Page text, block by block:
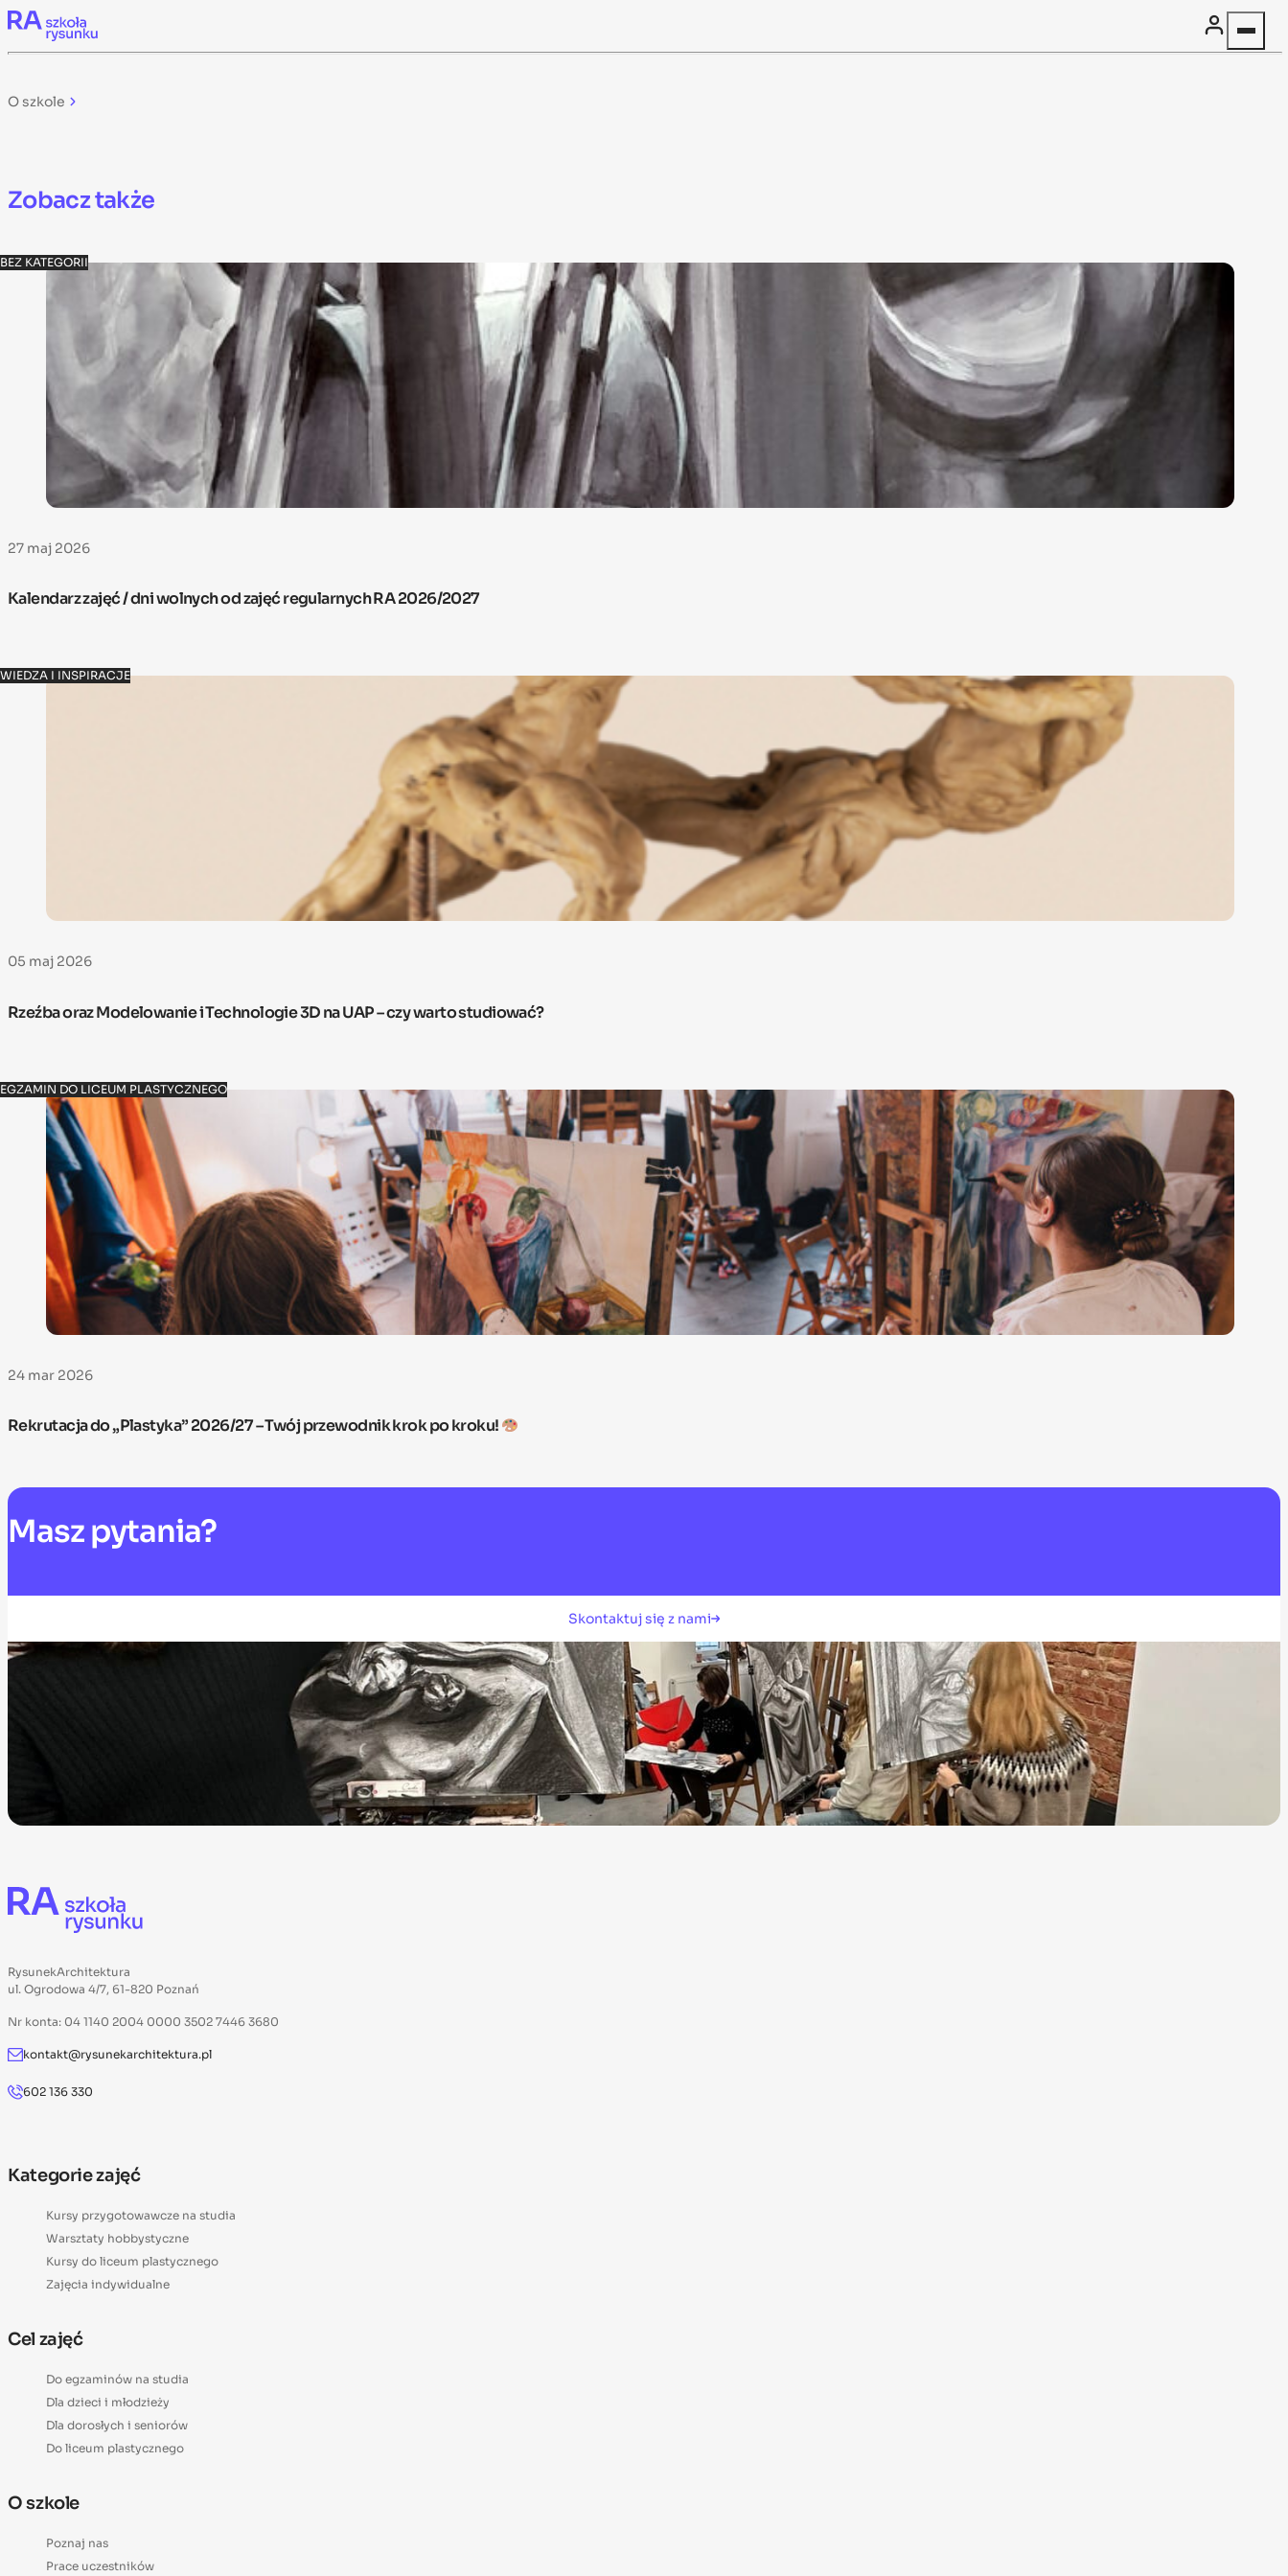
Skip to content
O szkole
Zobacz także
BEZ KATEGORII
27 maj 2026
Kalendarz zajęć / dni wolnych od zajęć regularnych RA 2026/2027
WIEDZA I INSPIRACJE
05 maj 2026
Rzeźba oraz Modelowanie i Technologie 3D na UAP – czy warto studiować?
EGZAMIN DO LICEUM PLASTYCZNEGO
24 mar 2026
Rekrutacja do „Plastyka” 2026/27 – Twój przewodnik krok po kroku!
Masz pytania?
Skontaktuj się z nami
RysunekArchitektura
ul. Ogrodowa 4/7, 61-820 Poznań
Nr konta: 04 1140 2004 0000 3502 7446 3680
kontakt@rysunekarchitektura.pl
602 136 330
Kategorie zajęć
Kursy przygotowawcze na studia
Warsztaty hobbystyczne
Kursy do liceum plastycznego
Zajęcia indywidualne
Cel zajęć
Do egzaminów na studia
Dla dzieci i młodzieży
Dla dorosłych i seniorów
Do liceum plastycznego
O szkole
Poznaj nas
Prace uczestników